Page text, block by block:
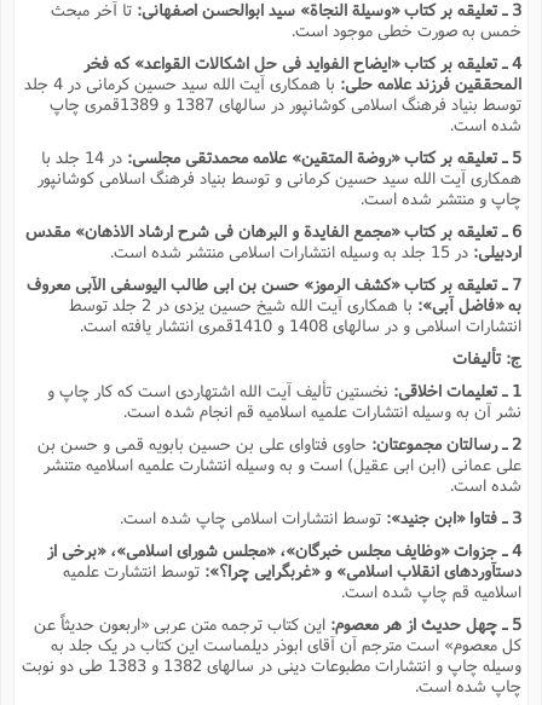
3 ـ تعلیقه بر کتاب «وسیلة النجاة» سید ابوالحسن اصفهانى:
تا آخر مبحث
خمس به صورت خطى موجود است.
4 ـ تعلیقه بر کتاب «ایضاح الفواید فى حل اشکالات القواعد» که فخر
المحققین فرزند علامه حلى:
با همکارى آیت الله سید حسین کرمانى در 4 جلد
توسط بنیاد فرهنگ اسلامى کوشانپور در سالهاى 1387 و 1389قمرى چاپ
شده است.
5 ـ تعلیقه بر کتاب «روضة المتقین» علامه محمدتقى مجلسى:
در 14 جلد با
همکارى آیت الله سید حسین کرمانى و توسط بنیاد فرهنگ اسلامى کوشانپور
چاپ و منتشر شده است.
6 ـ تعلیقه بر کتاب «مجمع الفایدة و البرهان فى شرح ارشاد الاذهان» مقدس
اردبیلى:در 15 جلد به وسیله انتشارات اسلامى منتشر شده است.
7 ـ تعلیقه بر کتاب «کشف الرموز» حسن بن ابى طالب الیوسفى الآبى معروف
به «فاضل آبى»:
با همکارى آیت الله شیخ حسین یزدى در 2 جلد توسط
انتشارات اسلامى و در سالهاى 1408 و 1410قمرى انتشار یافته است.
ج: تألیفات
1 ـ تعلیمات اخلاقى:
نخستین تألیف آیت الله اشتهاردى است که کار چاپ و
نشر آن به وسیله انتشارات علمیه اسلامیه قم انجام شده است.
2 ـ رسالتان مجموعتان:
حاوى فتاواى على بن حسین بابویه قمى و حسن بن
على عمانى (ابن ابى عقیل) است و به وسیله انتشارت علمیه اسلامیه متنشر
شده است.
3 ـ فتاوا «ابن جنید»:
توسط انتشارات اسلامى چاپ شده است.
4 ـ جزوات «وظایف مجلس خبرگان»، «مجلس شوراى اسلامى»، «برخى از
دستآوردهاى انقلاب اسلامى» و «غربگرایى چرا؟»:توسط انتشارت علمیه
اسلامیه قم چاپ شده است.
5 ـ چهل حدیث از هر معصوم:
این کتاب ترجمه متن عربى «اربعون حدیثاً عن
کل معصوم» است مترجم آن آقاى ابوذر دیلمىاست این کتاب در یک جلد به
وسیله چاپ و انتشارات مطبوعات دینى در سالهاى 1382 و 1383 طى دو نوبت
چاپ شده است.